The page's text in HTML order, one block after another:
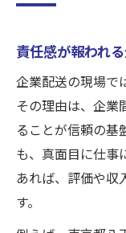
責任感が報われ
企業配送の現場で
その理由は、企業
ることが信頼の基
も、真面目に仕事
あれば、評価や収
す。